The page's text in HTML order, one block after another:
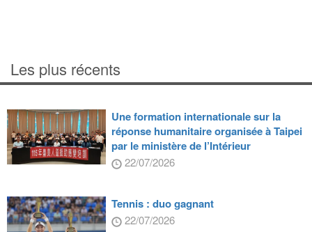
Les plus récents
Une formation internationale sur la
réponse humanitaire organisée à Taipei
par le ministère de l’Intérieur
22/07/2026
Tennis : duo gagnant
22/07/2026